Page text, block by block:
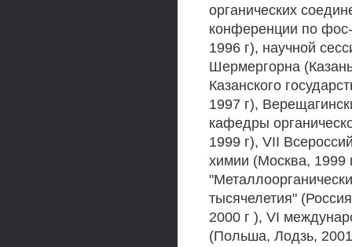
органических
конференции по
1996 г), научной
Шермергорна
Казанского
1997 г),
кафедры
1999 г), VII
химии (Москва, 1999
тысячелетия"
2000 г ), VI
(Польша, Лодзь,